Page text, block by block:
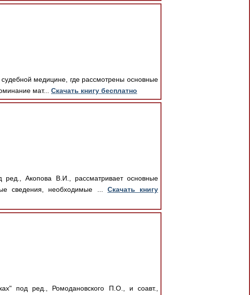
медицине, где рассмотрены основные
мат... Скачать книгу бесплатно
ред., Акопова В.И., рассматривает основные
сведения, необходимые ... Скачать книгу
под ред., Ромодановского П.О., и соавт.,